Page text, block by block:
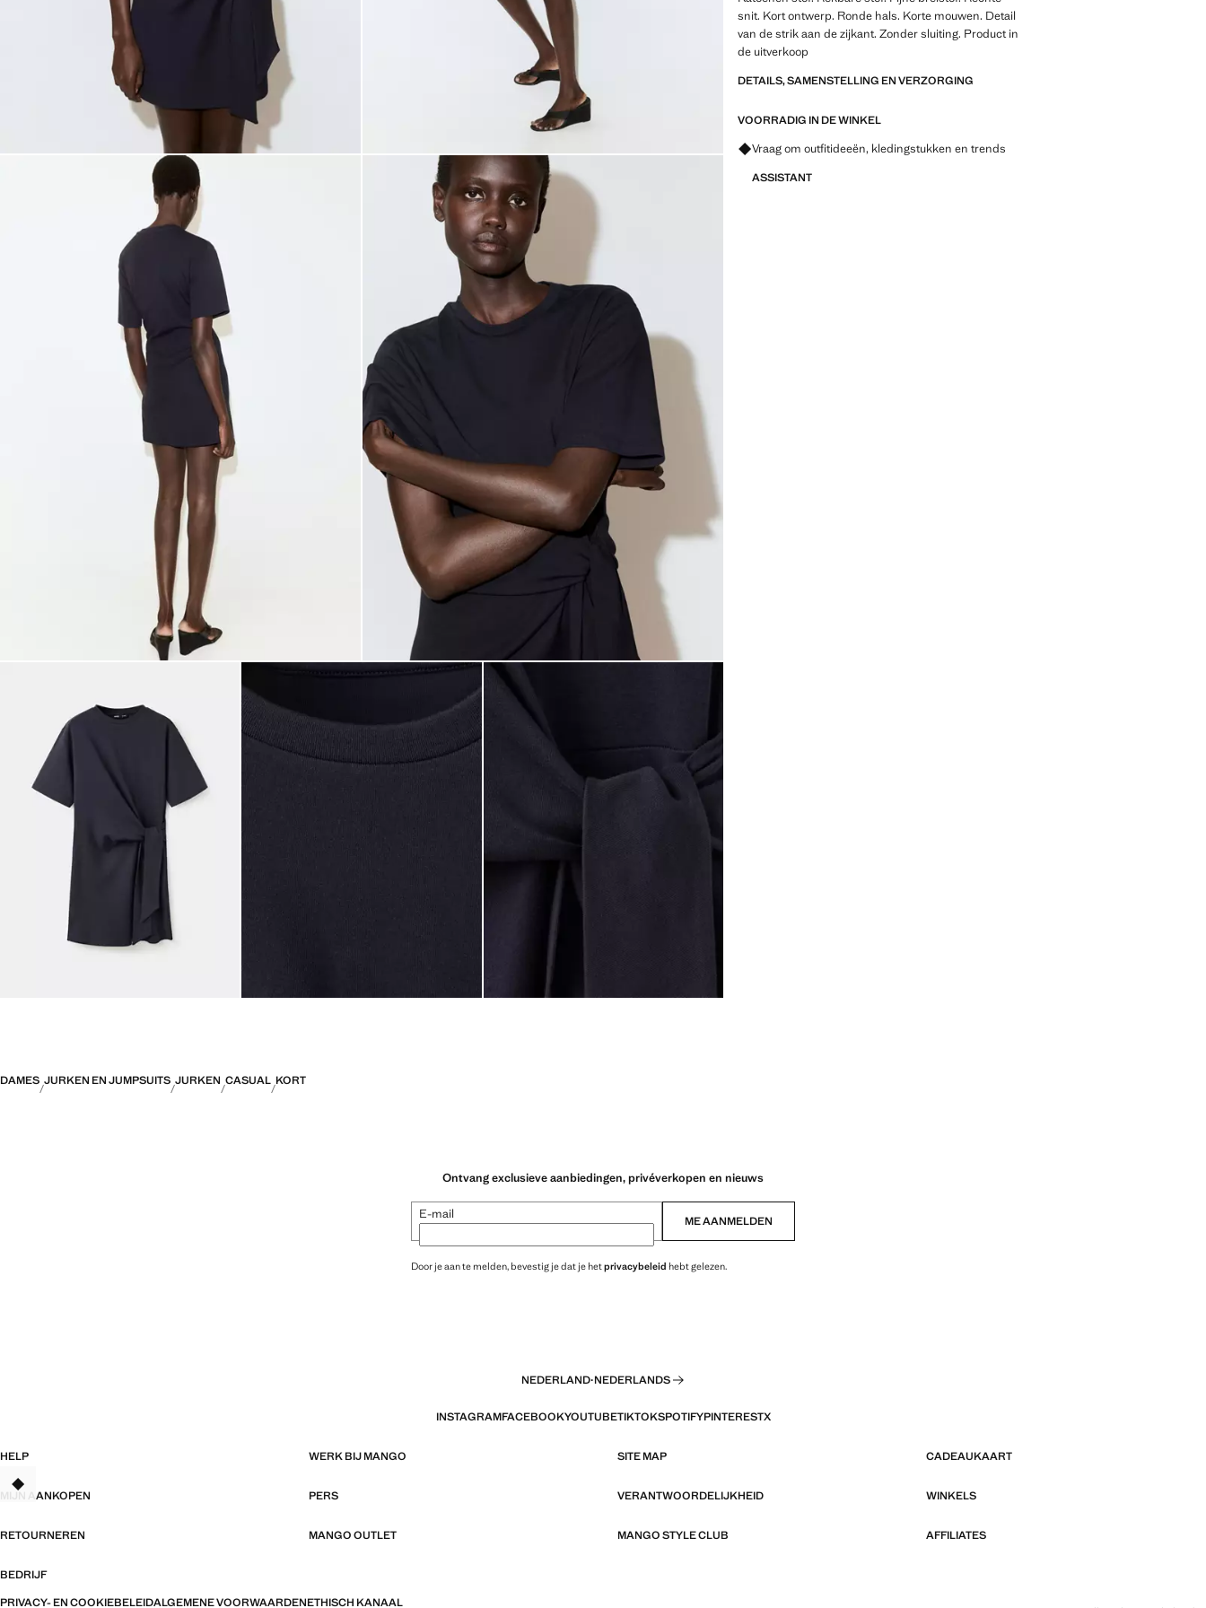
snit. Kort ontwerp. Ronde hals. Korte mouwen. Detail
van de strik aan de zijkant. Zonder sluiting. Product in
de uitverkoop
DETAILS, SAMENSTELLING EN VERZORGING
VOORRADIG IN DE WINKEL
Vraag om outfitideeën, kledingstukken en trends
ASSISTANT
DAMES JURKEN EN JUMPSUITS JURKEN CASUAL KORT
Ontvang exclusieve aanbiedingen, privéverkopen en nieuws
E-mail ME AANMELDEN
Door je aan te melden, bevestig je dat je hetprivacybeleid hebt gelezen.
NEDERLAND·NEDERLANDS
INSTAGRAMFACEBOOKYOUTUBETIKTOKSPOTIFYPINTERESTX
HELP WERK BIJ MANGO SITE MAP CADEAUKAART
MIJN AANKOPEN PERS VERANTWOORDELIJKHEID WINKELS
RETOURNEREN MANGO OUTLET MANGO STYLE CLUB AFFILIATES
BEDRIJF
PRIVACY- EN COOKIEBELEIDALGEMENE VOORWAARDENETHISCH KANAAL